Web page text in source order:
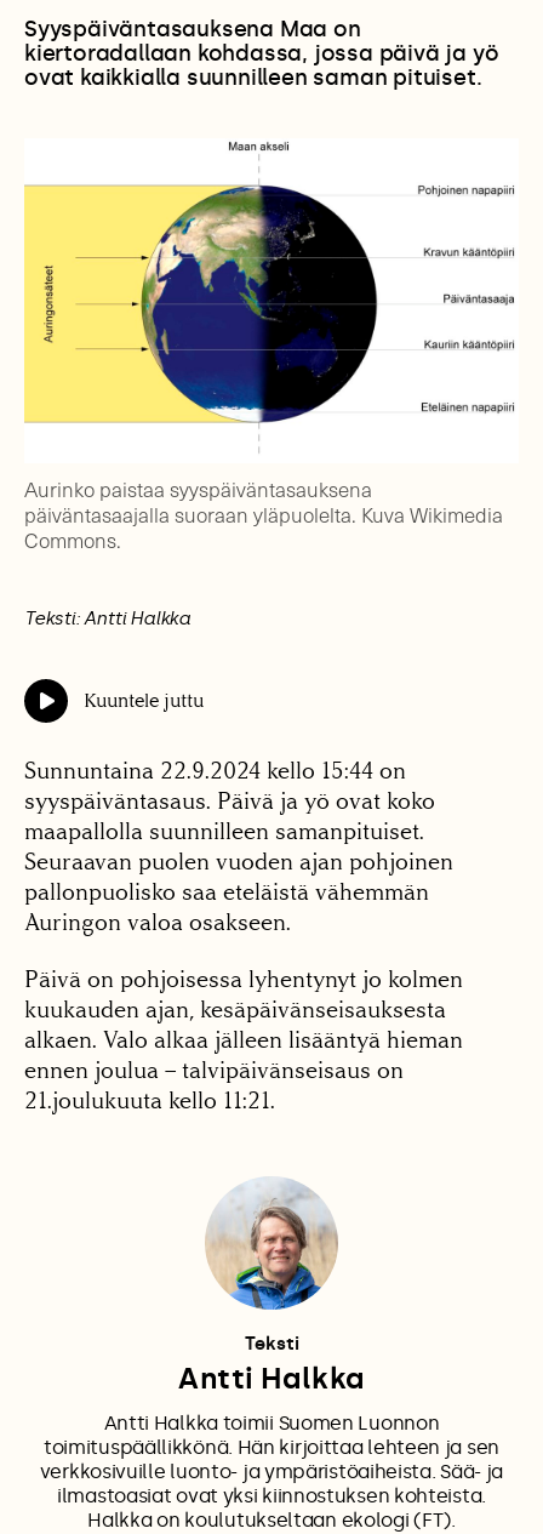
Syyspäiväntasauksena Maa on
kiertoradallaan kohdassa, jossa päivä ja yö
ovat kaikkialla suunnilleen saman pituiset.
Aurinko paistaa syyspäiväntasauksena
päiväntasaajalla suoraan yläpuolelta. Kuva Wikimedia
Commons.
Teksti: Antti Halkka
Kuuntele juttu
Sunnuntaina 22.9.2024 kello 15:44 on
syyspäiväntasaus. Päivä ja yö ovat koko
maapallolla suunnilleen samanpituiset.
Seuraavan puolen vuoden ajan pohjoinen
pallonpuolisko saa eteläistä vähemmän
Auringon valoa osakseen.
Päivä on pohjoisessa lyhentynyt jo kolmen
kuukauden ajan, kesäpäivänseisauksesta
alkaen. Valo alkaa jälleen lisääntyä hieman
ennen joulua – talvipäivänseisaus on
21.joulukuuta kello 11:21.
Teksti
Antti Halkka
Antti Halkka toimii Suomen Luonnon
toimituspäällikkönä. Hän kirjoittaa lehteen ja sen
verkkosivuille luonto- ja ympäristöaiheista. Sää- ja
ilmastoasiat ovat yksi kiinnostuksen kohteista.
Halkka on koulutukseltaan ekologi (FT).